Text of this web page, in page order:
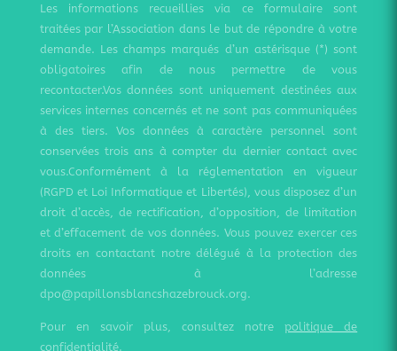
Les informations recueillies via ce formulaire sont
traitées par l’Association dans le but de répondre à votre
demande. Les champs marqués d’un astérisque (*) sont
obligatoires afin de nous permettre de vous
recontacter.Vos données sont uniquement destinées aux
services internes concernés et ne sont pas communiquées
à des tiers. Vos données à caractère personnel sont
conservées trois ans à compter du dernier contact avec
vous.Conformément à la réglementation en vigueur
(RGPD et Loi Informatique et Libertés), vous disposez d’un
droit d’accès, de rectification, d’opposition, de limitation
et d’effacement de vos données. Vous pouvez exercer ces
droits en contactant notre délégué à la protection des
données à l’adresse
dpo@papillonsblancshazebrouck.org.
Pour en savoir plus, consultez notrepolitique de
confidentialité.